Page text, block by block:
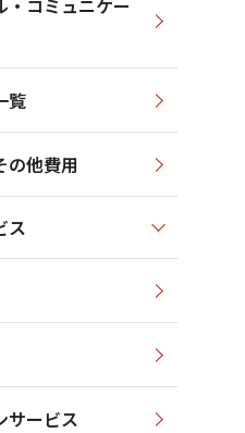
・コミュニケー
覧
の他費用
ス
サービス